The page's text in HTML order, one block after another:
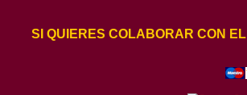
SI QUIERES COLABORAR CON